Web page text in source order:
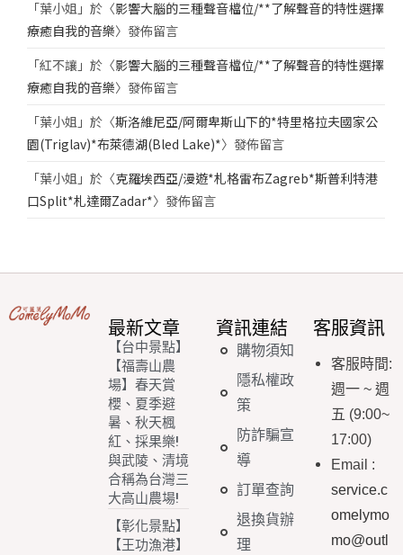
「葉小姐 」於〈影響大腦的三種聲音檔位/**了解聲音的特性選擇
療癒自我的音樂〉發佈留言
「紅不讓 」於〈影響大腦的三種聲音檔位/**了解聲音的特性選擇
療癒自我的音樂〉發佈留言
「葉小姐 」於〈斯洛維尼亞/阿爾卑斯山下的*特里格拉夫國家公
園(Triglav)*布萊德湖(Bled Lake)*〉發佈留言
「葉小姐 」於〈克羅埃西亞/漫遊*札格雷布Zagreb*斯普利特港
口Split*札達爾Zadar*〉發佈留言
最新文章
【台中景點】
【福壽山農
場】春天賞
櫻、夏季避
暑、秋天楓
紅、採果樂!
與武陵、清境
合稱為台灣三
大高山農場!
【彰化景點】
【王功漁港】
資訊連結
購物須知
隱私權政
策
防詐騙宣
導
訂單查詢
退換貨辦
理
客服資訊
客服時間:
週一 ~ 週
五 (9:00~
17:00)
Email :
service.c
omelymo
mo@outl